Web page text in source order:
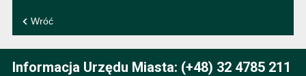
Wróć
Informacja Urzędu Miasta: (+48) 32 4785 211